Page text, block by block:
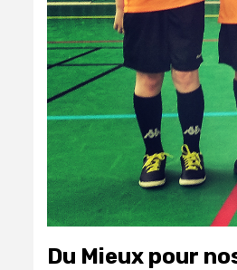
Du Mieux pour